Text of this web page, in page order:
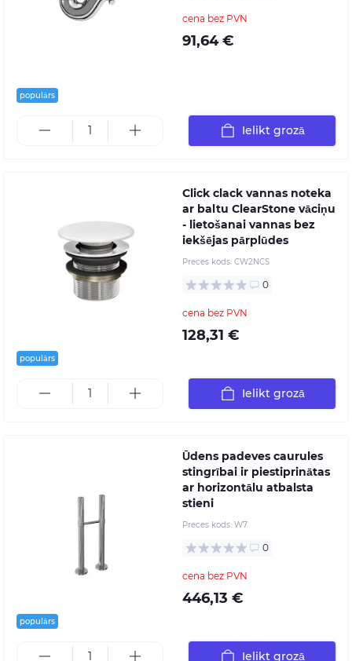
populārs
cena bez PVN
91,64 €
Ielikt grozā
populārs
Click clack vannas noteka
ar baltu ClearStone vāciņu
- lietošanai vannas bez
iekšējas pārplūdes
Preces kods: CW2NCS
0
cena bez PVN
128,31 €
Ielikt grozā
populārs
Ūdens padeves caurules
stingrībai ir piestiprinātas
ar horizontālu atbalsta
stieni
Preces kods: W7
0
cena bez PVN
446,13 €
Ielikt grozā